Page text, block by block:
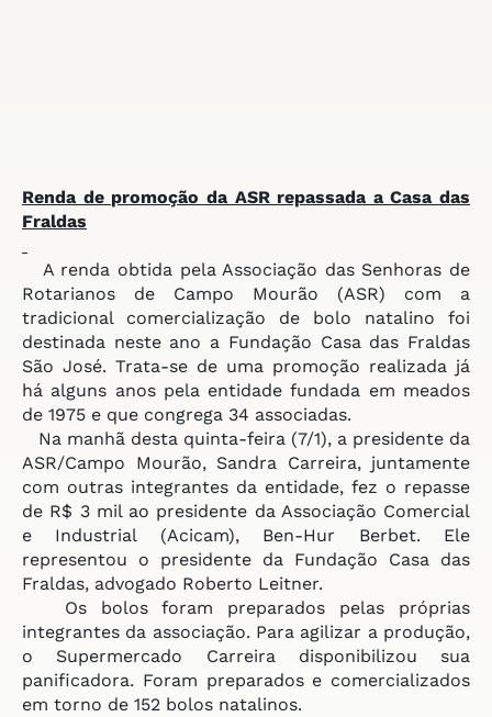
Renda de promoção da ASR repassada a Casa das
Fraldas
A renda obtida pela Associação das Senhoras de
Rotarianos de Campo Mourão (ASR) com a
tradicional comercialização de bolo natalino foi
destinada neste ano a Fundação Casa das Fraldas
São José. Trata-se de uma promoção realizada já
há alguns anos pela entidade fundada em meados
de 1975 e que congrega 34 associadas.
Na manhã desta quinta-feira (7/1), a presidente da
ASR/Campo Mourão, Sandra Carreira, juntamente
com outras integrantes da entidade, fez o repasse
de R$ 3 mil ao presidente da Associação Comercial
e Industrial (Acicam), Ben-Hur Berbet. Ele
representou o presidente da Fundação Casa das
Fraldas, advogado Roberto Leitner.
Os bolos foram preparados pelas próprias
integrantes da associação. Para agilizar a produção,
o Supermercado Carreira disponibilizou sua
panificadora. Foram preparados e comercializados
em torno de 152 bolos natalinos.